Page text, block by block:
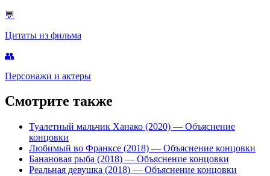
💬
Цитаты из фильма
👥
Персонажи и актеры
Смотрите также
Туалетный мальчик Ханако (2020) — Объяснение
концовки
Любимый во Франкcе (2018) — Объяснение концовки
Банановая рыба (2018) — Объяснение концовки
Реальная девушка (2018) — Объяснение концовки